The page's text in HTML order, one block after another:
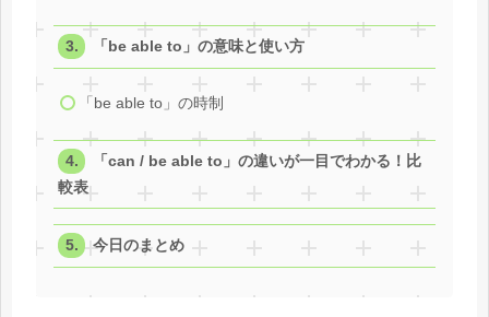
「be able to」の意味と使い方
「be able to」の時制
「can / be able to」の違いが一目でわかる！比
較表
今日のまとめ